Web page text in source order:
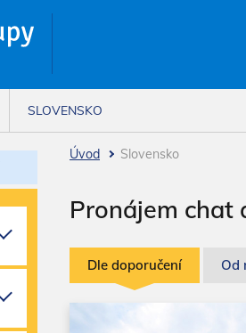
Úvod Slovensko
Pronájem chat
Dle doporučení Od
SLOVENSKO